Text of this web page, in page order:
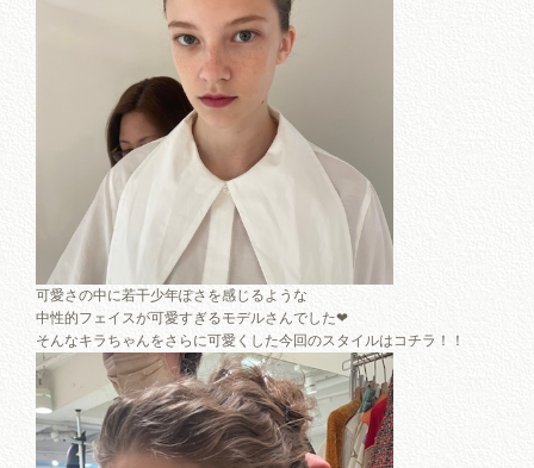
可愛さの中に若干少年ぽさを感じるような
中性的フェイスが可愛すぎるモデルさんでした❤︎
そんなキラちゃんをさらに可愛くした今回のスタイルはコチラ！！